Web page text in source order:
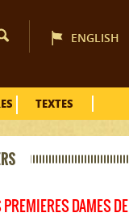
ENGLISH
TEXTES
PREMIERES DAMES DE